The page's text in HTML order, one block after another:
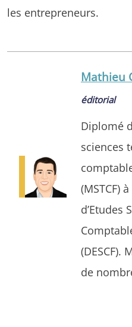
les entrepreneurs.
Mathieu
éditorial
Diplomé
sciences
(MSTCF)
d’Etudes
(DESCF).
de